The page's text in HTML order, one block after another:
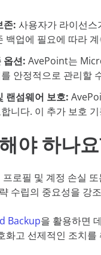
존: 사용자가 라이선스
백업에 필요에 따라
옵션: AvePoint는
안정적으로 관리할
랜섬웨어 보호:
니다. 이 추가 보호
야 하나
로필 및 계정 손실
수립의 중요성을 강
Backup을 활용하면
화고 선제적인 조치를